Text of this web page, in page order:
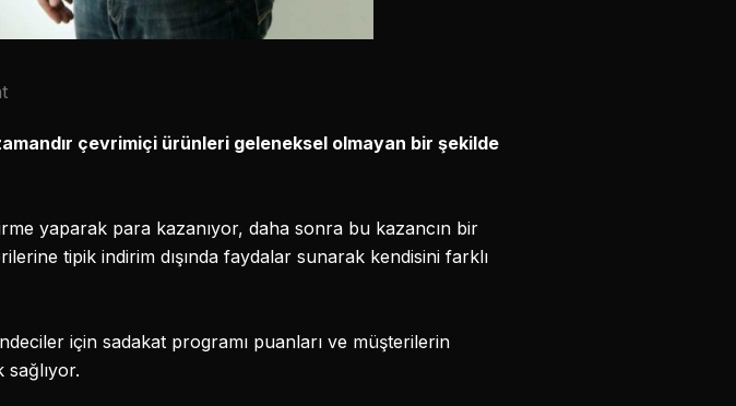
çevrimiçi ürünleri geleneksel olmayan bir şekilde
yaparak para kazanıyor, daha sonra bu kazancın bir
tipik indirim dışında faydalar sunarak kendisini farklı
için sadakat programı puanları ve müşterilerin